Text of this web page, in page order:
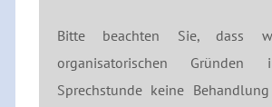
Bitte beachten Sie, dass
organisatorischen
Sprechstunde keine